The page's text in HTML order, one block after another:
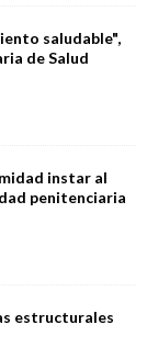
saludable",
de Salud
instar al
penitenciaria
estructurales